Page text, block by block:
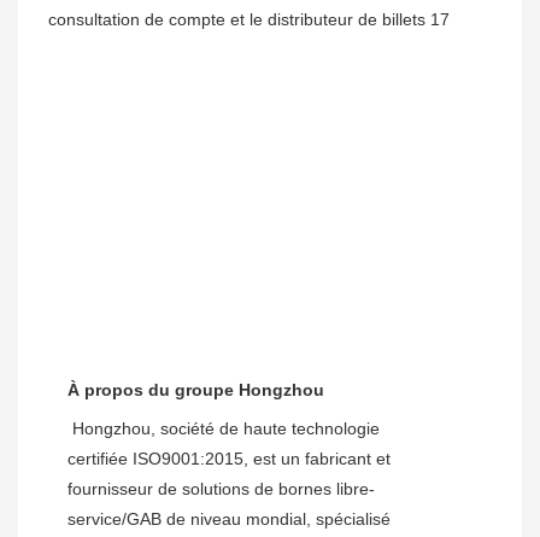
À propos du groupe Hongzhou
certifiée ISO9001:2015, est un fabricant et
fournisseur de solutions de bornes libre-
service/GAB de niveau mondial, spécialisé